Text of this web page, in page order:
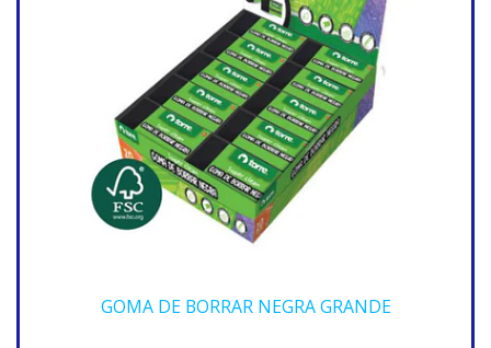
GOMA DE BORRAR NEGRA GRANDE